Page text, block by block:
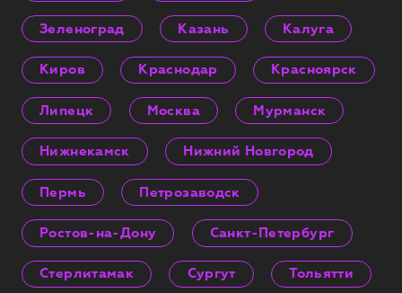
Зеленоград Казань Калуга
Киров Краснодар Красноярск
Липецк Москва Мурманск
Нижнекамск Нижний Новгород
Пермь Петрозаводск
Ростов-на-Дону Санкт-Петербург
Стерлитамак Сургут Тольятти